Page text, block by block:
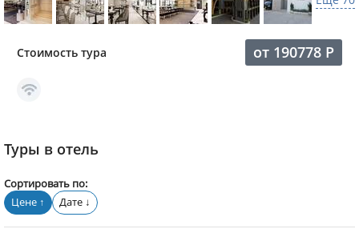
Стоимость тура от 190778 Р
Туры в отель
Сортировать по:
Цене ↑ Дате ↓